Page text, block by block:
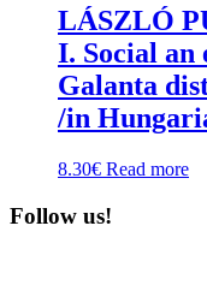
LÁSZLÓ
I. Social an
Galanta
/in
8.30€ Read more
Follow us!